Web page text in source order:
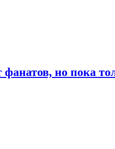
но пока